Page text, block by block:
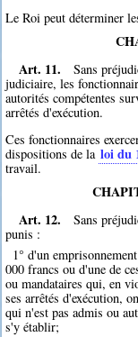
Le Roi peut déterminer
Art. 11.
Sans
judiciaire, les
autorités compétentes
arrêtés d'exécution.
Ces fonctionnaires
dispositions de la loi du
travail.
Art. 12.
Sans
punis :
1° d'un
000 francs ou d'une de
ou mandataires qui, en
ses arrêtés d'exécution,
qui n'est pas admis ou
s'y établir;